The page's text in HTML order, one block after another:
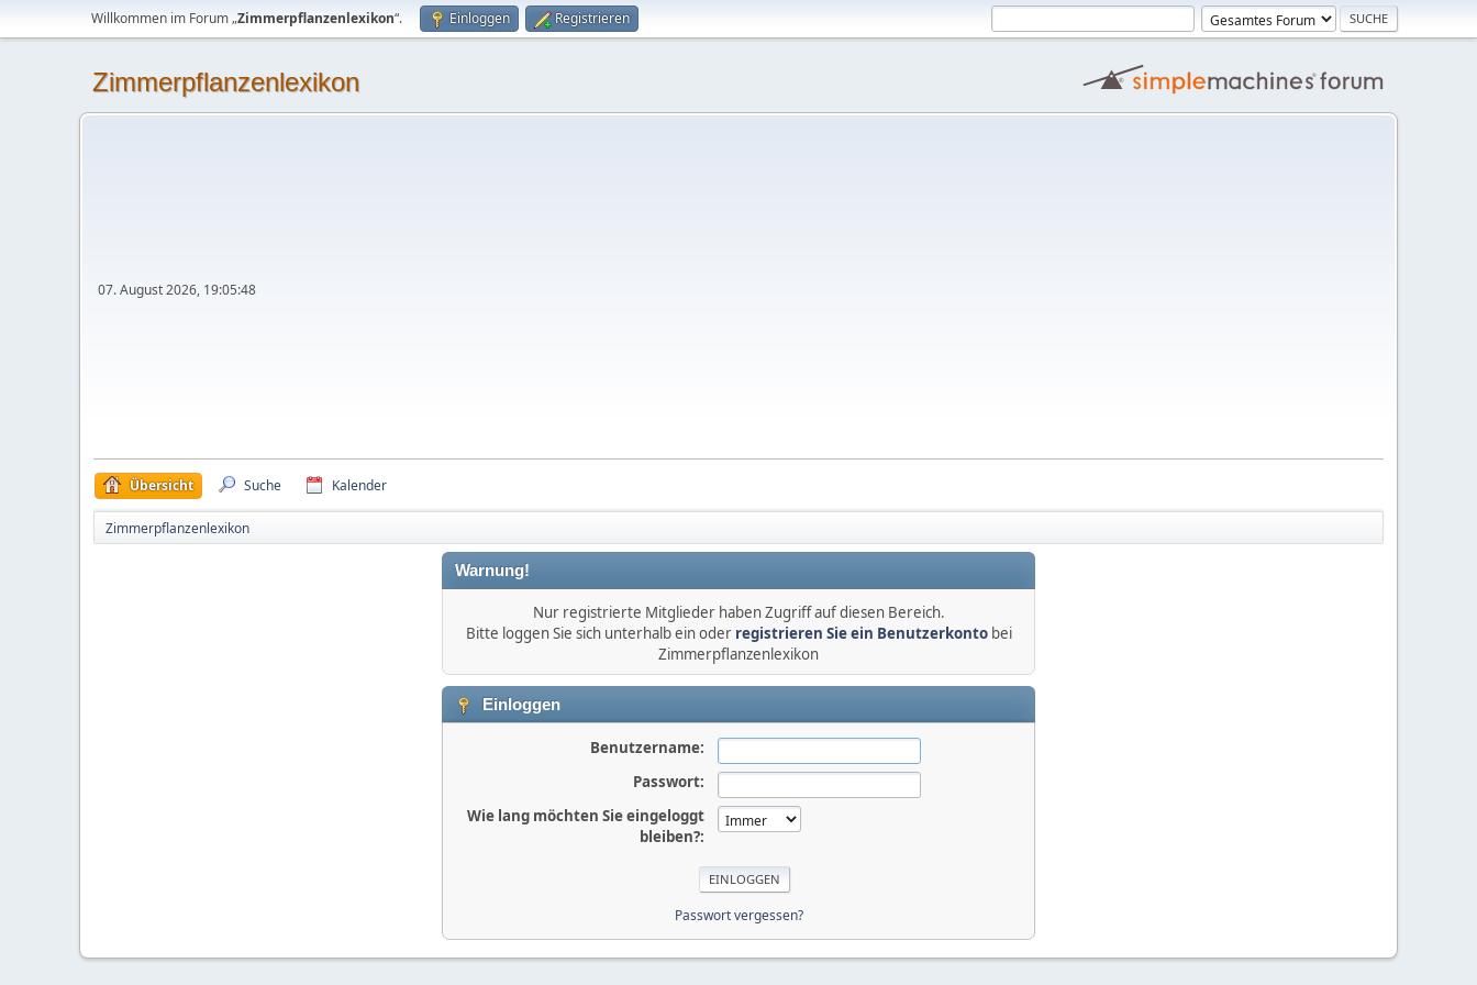
Willkommen im Forum „Zimmerpflanzenlexikon“. Einloggen Registrieren
Zimmerpflanzenlexikon
07. August 2026, 19:05:48
Übersicht Suche Kalender
Zimmerpflanzenlexikon
Warnung!
Nur registrierte Mitglieder haben Zugriff auf diesen Bereich.
Bitte loggen Sie sich unterhalb ein oder registrieren Sie ein Benutzerkontobei
Zimmerpflanzenlexikon
Einloggen
Benutzername:
Passwort:
Wie lang möchten Sie eingeloggt
bleiben?:
Passwort vergessen?